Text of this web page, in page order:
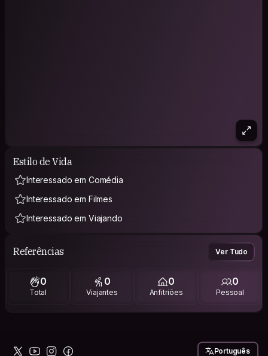
Estilo de Vida
Interessado em Comédia
Interessado em Filmes
Interessado em Viajando
Referências Ver Tudo
0
Total
0
Viajantes
0
Anfitriões
0
Pessoal
Português